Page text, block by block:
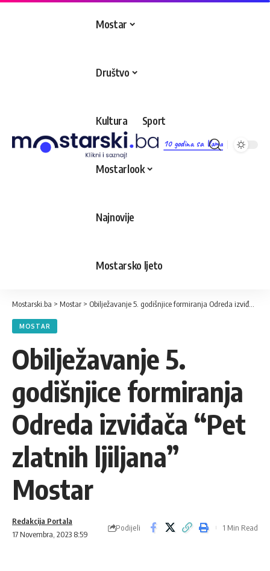
10 godina sa Vama
Mostar
Društvo
Kultura Sport
Mostarlook
Najnovije
Mostarsko ljeto
Mostarski.ba > Mostar > Obilježavanje 5. godišnjice formiranja Odreda izviđača “Pet zlatnih ljiljana” Mostar
MOSTAR
Obilježavanje 5.
godišnjice formiranja
Odreda izviđača “Pet
zlatnih ljiljana”
Mostar
17 Novembra, 2023 8:59
Redakcija Portala
Podijeli 1 Min Read